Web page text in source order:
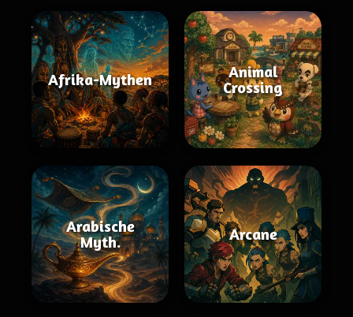
Afrika-Mythen
Animal
Crossing
Arabische
Myth.
Arcane